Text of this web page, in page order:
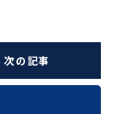
次の記事